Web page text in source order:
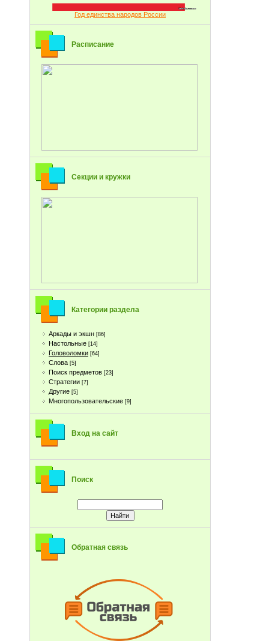
Год единства народов России
Расписание
Секции и кружки
Категории раздела
Аркады и экшн [86]
Настольные [14]
Головоломки [64]
Слова [5]
Поиск предметов [23]
Стратегии [7]
Другие [5]
Многопользовательские [9]
Вход на сайт
Поиск
Обратная связь